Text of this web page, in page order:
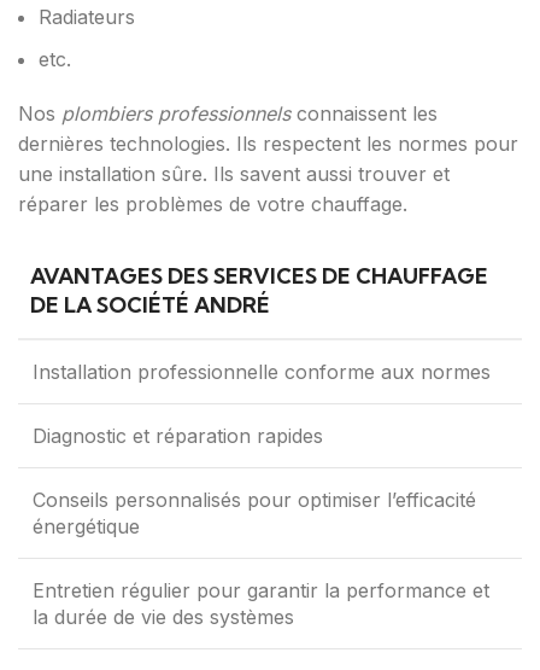
Radiateurs
etc.
Nos plombiers professionnelsconnaissent les
dernières technologies. Ils respectent les normes pour
une installation sûre. Ils savent aussi trouver et
réparer les problèmes de votre chauffage.
AVANTAGES DES SERVICES DE CHAUFFAGE
DE LA SOCIÉTÉ ANDRÉ
Installation professionnelle conforme aux normes
Diagnostic et réparation rapides
Conseils personnalisés pour optimiser l’efficacité
énergétique
Entretien régulier pour garantir la performance et
la durée de vie des systèmes